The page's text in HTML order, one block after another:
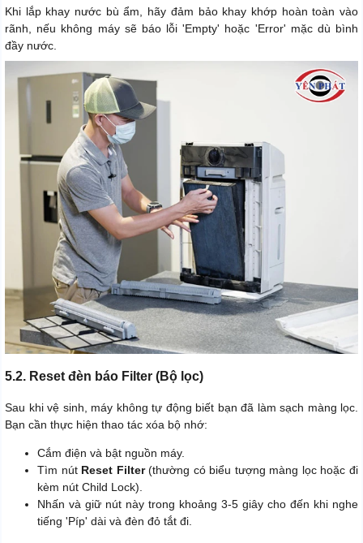
Khi lắp khay nước bù ẩm, hãy đảm bảo khay khớp hoàn toàn vào
rãnh, nếu không máy sẽ báo lỗi 'Empty' hoặc 'Error' mặc dù bình
đầy nước.
5.2. Reset đèn báo Filter (Bộ lọc)
Sau khi vệ sinh, máy không tự động biết bạn đã làm sạch màng lọc.
Bạn cần thực hiện thao tác xóa bộ nhớ:
Cắm điện và bật nguồn máy.
Tìm nút Reset Filter(thường có biểu tượng màng lọc hoặc đi
kèm nút Child Lock).
Nhấn và giữ nút này trong khoảng 3-5 giây cho đến khi nghe
tiếng 'Píp' dài và đèn đỏ tắt đi.